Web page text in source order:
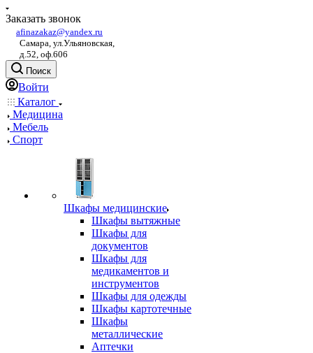
Заказать звонок
afinazakaz@yandex.ru
Самара, ул.Ульяновская,
д.52, оф.606
Поиск
Войти
Каталог
Медицина
Мебель
Спорт
Шкафы медицинские
Шкафы вытяжные
Шкафы для
документов
Шкафы для
медикаментов и
инструментов
Шкафы для одежды
Шкафы картотечные
Шкафы
металлические
Аптечки